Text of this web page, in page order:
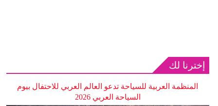
إخترنا لك
المنظمة العربية للسياحة تدعو العالم العربي للاحتفال بيوم
السياحة العربي 2026